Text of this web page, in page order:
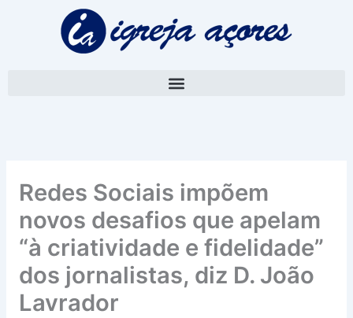
Redes Sociais impõem
novos desafios que apelam
“à criatividade e fidelidade”
dos jornalistas, diz D. João
Lavrador